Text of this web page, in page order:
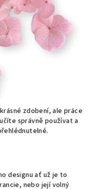
zdobení, ale práce
správně používat a
designu ať už je to
nebo její volný